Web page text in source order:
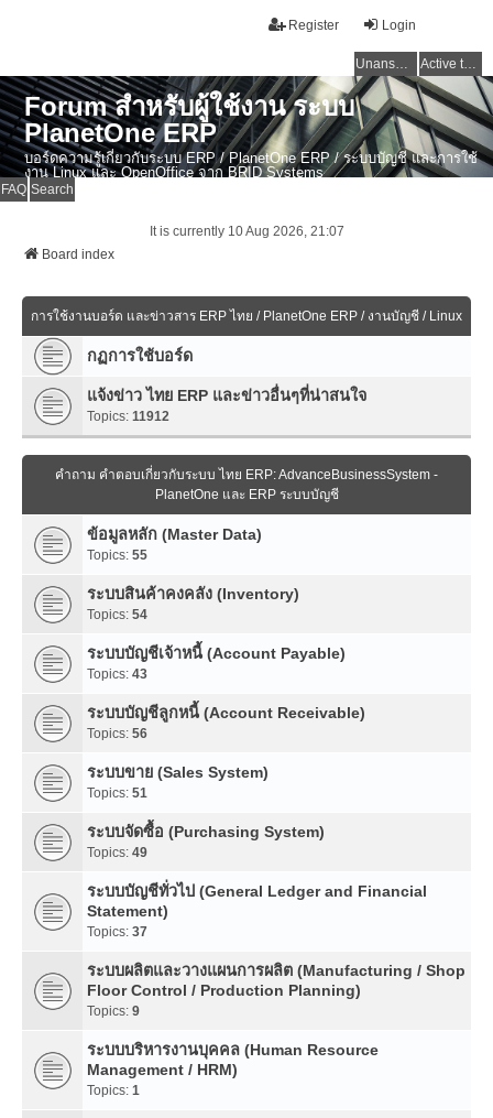
Login
Register
Unanswered topics Active topics
Forum สำหรับผู้ใช้งาน ระบบ
PlanetOne ERP
บอร์ดความรู้เกี่ยวกับระบบ ERP / PlanetOne ERP / ระบบบัญชี และการใช้
งาน Linux และ OpenOffice จาก BRID Systems
FAQ Search
It is currently 10 Aug 2026, 21:07
Board index
การใช้งานบอร์ด และข่าวสาร ERP ไทย / PlanetOne ERP / งานบัญชี / Linux
กฏการใช้บอร์ด
แจ้งข่าว ไทย ERP และข่าวอื่นๆที่น่าสนใจ
Topics: 11912
คำถาม คำตอบเกี่ยวกับระบบ ไทย ERP: AdvanceBusinessSystem -
PlanetOne และ ERP ระบบบัญชี
ข้อมูลหลัก (Master Data)
Topics: 55
ระบบสินค้าคงคลัง (Inventory)
Topics: 54
ระบบบัญชีเจ้าหนี้ (Account Payable)
Topics: 43
ระบบบัญชีลูกหนี้ (Account Receivable)
Topics: 56
ระบบขาย (Sales System)
Topics: 51
ระบบจัดซื้อ (Purchasing System)
Topics: 49
ระบบบัญชีทั่วไป (General Ledger and Financial
Statement)
Topics: 37
ระบบผลิตและวางแผนการผลิต (Manufacturing / Shop
Floor Control / Production Planning)
Topics: 9
ระบบบริหารงานบุคคล (Human Resource
Management / HRM)
Topics: 1